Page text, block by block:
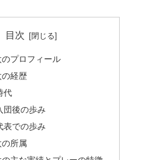
目次
プロフィール
経歴
代
団後の歩み
表での歩み
所属